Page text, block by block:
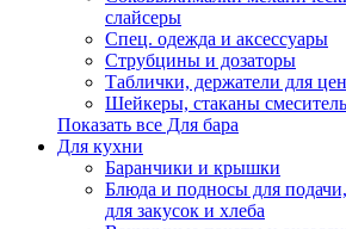
слайсеры
Спец. одежда и аксессуары
Струбцины и дозаторы
Таблички, держатели для
Шейкеры, стаканы
Показать все Для бара
Для кухни
Баранчики и крышки
Блюда и подносы для
для закусок и хлеба